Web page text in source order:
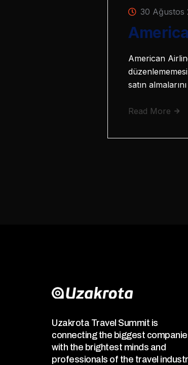
30 Ağustos
American
satın
Read More
Uzakrota Travel Summit is
connecting the biggest
with the brightest minds and
professionals of the travel